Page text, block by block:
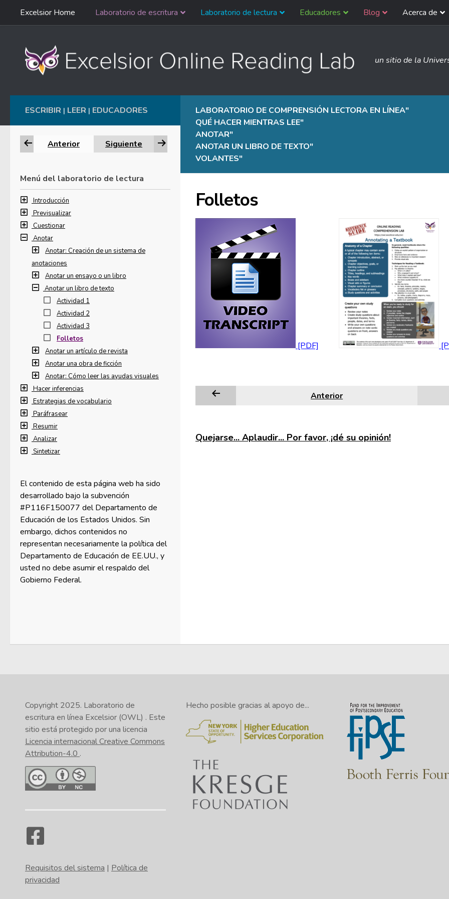
Ir al contenido
navegación
Excelsior Home Laboratorio de escritura Laboratorio de lectura Educadores Blog Acerca de
un sitio de la
LABORATORIO DE COMPRENSIÓN LECTORA EN LÍNEA"
QUÉ HACER MIENTRAS LEE"
ANOTAR"
ANOTAR UN LIBRO DE TEXTO"
VOLANTES"
Folletos
Anterior
Quejarse... Aplaudir... Por favor, ¡dé su opinión!
ESCRIBIR | LEER | EDUCADORES
Anterior Siguiente
Menú del laboratorio de lectura
Introducción
Previsualizar
Cuestionar
Anotar
Anotar: Creación de un sistema de
anotaciones
Anotar un ensayo o un libro
Anotar un libro de texto
Actividad 1
Actividad 2
Actividad 3
Folletos
Anotar un artículo de revista
Anotar una obra de ficción
Anotar: Cómo leer las ayudas visuales
Hacer inferencias
Estrategias de vocabulario
Paráfrasear
Resumir
Analizar
Sintetizar
El contenido de esta página web ha sido
desarrollado bajo la subvención
#P116F150077 del Departamento de
Educación de los Estados Unidos. Sin
embargo, dichos contenidos no
representan necesariamente la política del
Departamento de Educación de EE.UU., y
usted no debe asumir el respaldo del
Gobierno Federal.
Copyright 2025. Laboratorio de
escritura en línea Excelsior (OWL) . Este
sitio está protegido por una licencia
Licencia internacional Creative Commons
Attribution-4.0 .
Requisitos del sistema | Política de
privacidad
Hecho posible gracias al apoyo de...